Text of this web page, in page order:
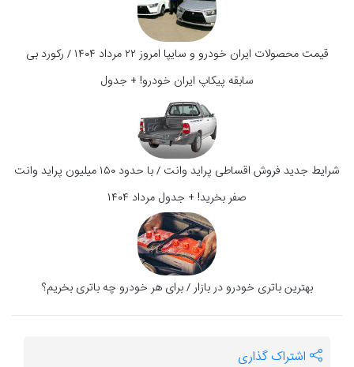
قیمت محصولات ایران خودرو و سایپا امروز ۲۲ مرداد ۱۴۰۴ / رکورد بی
سابقه پیکاپ ایران خودرو! + جدول
شرایط جدید فروش اقساطی پراید وانت / با حدود ۱۵۰ میلیون پراید وانت
صفر بخرید! + جدول مرداد ۱۴۰۴
بهترین باتری خودرو در بازار / برای هر خودرو چه باتری بخریم؟
اشتراک گذاری